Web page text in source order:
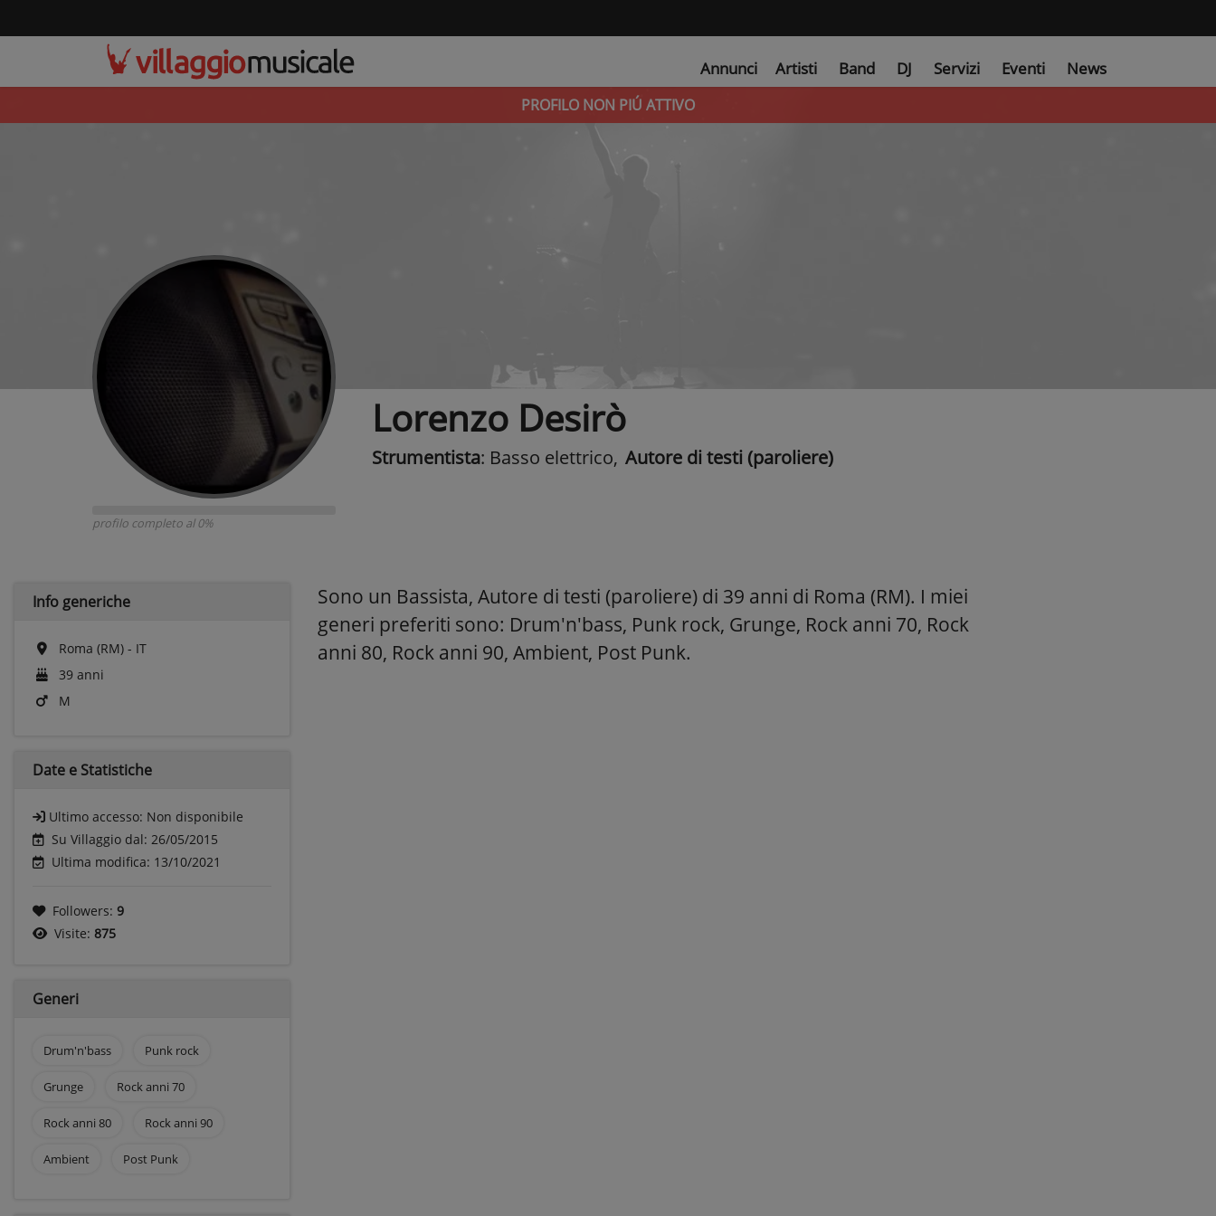
Annunci Artisti Band DJ Servizi Eventi News
PROFILO NON PIÚ ATTIVO
profilo completo al 0%
Lorenzo Desirò
Strumentista: Basso elettrico, Autore di testi (paroliere)
Info generiche
Roma (RM) - IT
39 anni
M
Date e Statistiche
Ultimo accesso: Non disponibile
Su Villaggio dal: 26/05/2015
Ultima modifica: 13/10/2021
Followers: 9
Visite: 875
Generi
Drum'n'bass Punk rock
Grunge Rock anni 70
Rock anni 80 Rock anni 90
Ambient Post Punk
Sono un Bassista, Autore di testi (paroliere) di 39 anni di Roma (RM). I miei
generi preferiti sono: Drum'n'bass, Punk rock, Grunge, Rock anni 70, Rock
anni 80, Rock anni 90, Ambient, Post Punk.